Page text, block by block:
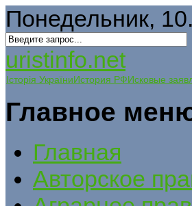
Понедельник,
uristinfo.net
Історія УкраїниИстория РФИсковые
Главное
Главная
Авторское